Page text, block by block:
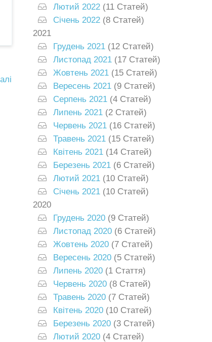
Лютий 2022(11 Статей)
Січень 2022(8 Статей)
2021
Грудень 2021(12 Статей)
Листопад 2021(17 Статей)
Жовтень 2021(15 Статей)
Вересень 2021(9 Статей)
Серпень 2021(4 Статей)
Липень 2021(2 Статей)
Червень 2021(16 Статей)
Травень 2021(15 Статей)
Квітень 2021(14 Статей)
Березень 2021(6 Статей)
Лютий 2021(10 Статей)
Січень 2021(10 Статей)
2020
Грудень 2020(9 Статей)
Листопад 2020(6 Статей)
Жовтень 2020(7 Статей)
Вересень 2020(5 Статей)
Липень 2020(1 Стаття)
Червень 2020(8 Статей)
Травень 2020(7 Статей)
Квітень 2020(10 Статей)
Березень 2020(3 Статей)
Лютий 2020(4 Статей)